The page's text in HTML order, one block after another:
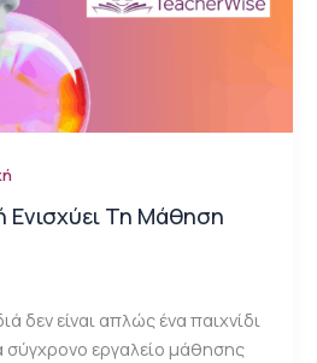
Ενισχύει Τη Μάθηση
δεν είναι απλώς ένα παιχνίδι
σύγχρονο εργαλείο μάθησης